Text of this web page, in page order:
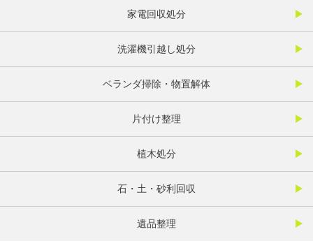
家電回収処分
洗濯機引越し処分
ベランダ掃除・物置解体
片付け整理
植木処分
石・土・砂利回収
遺品整理